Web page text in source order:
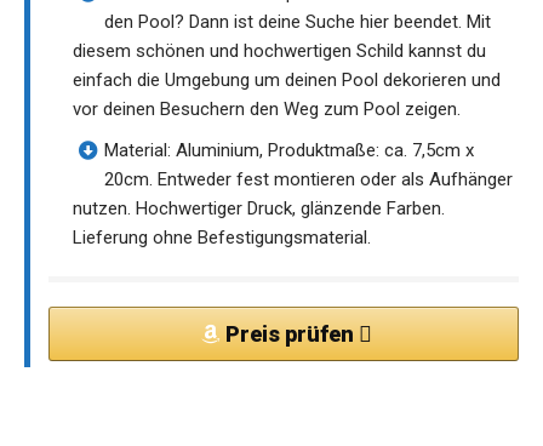
den Pool? Dann ist deine Suche hier beendet. Mit
diesem schönen und hochwertigen Schild kannst du
einfach die Umgebung um deinen Pool dekorieren und
vor deinen Besuchern den Weg zum Pool zeigen.
Material: Aluminium, Produktmaße: ca. 7,5cm x
20cm. Entweder fest montieren oder als Aufhänger
nutzen. Hochwertiger Druck, glänzende Farben.
Lieferung ohne Befestigungsmaterial.
Preis prüfen